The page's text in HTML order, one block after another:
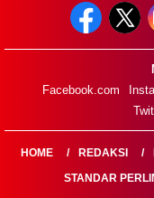
Facebook.com
HOME REDAKSI
STANDAR